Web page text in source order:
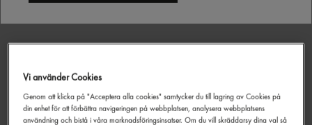
Vi använder Cookies
Genom att klicka på "Acceptera alla cookies" samtycker du till lagring av Cookies på
din enhet för att förbättra navigeringen på webbplatsen, analysera webbplatsens
användning och bistå i våra marknadsföringsinsatser. Om du vill skräddarsy dina val så